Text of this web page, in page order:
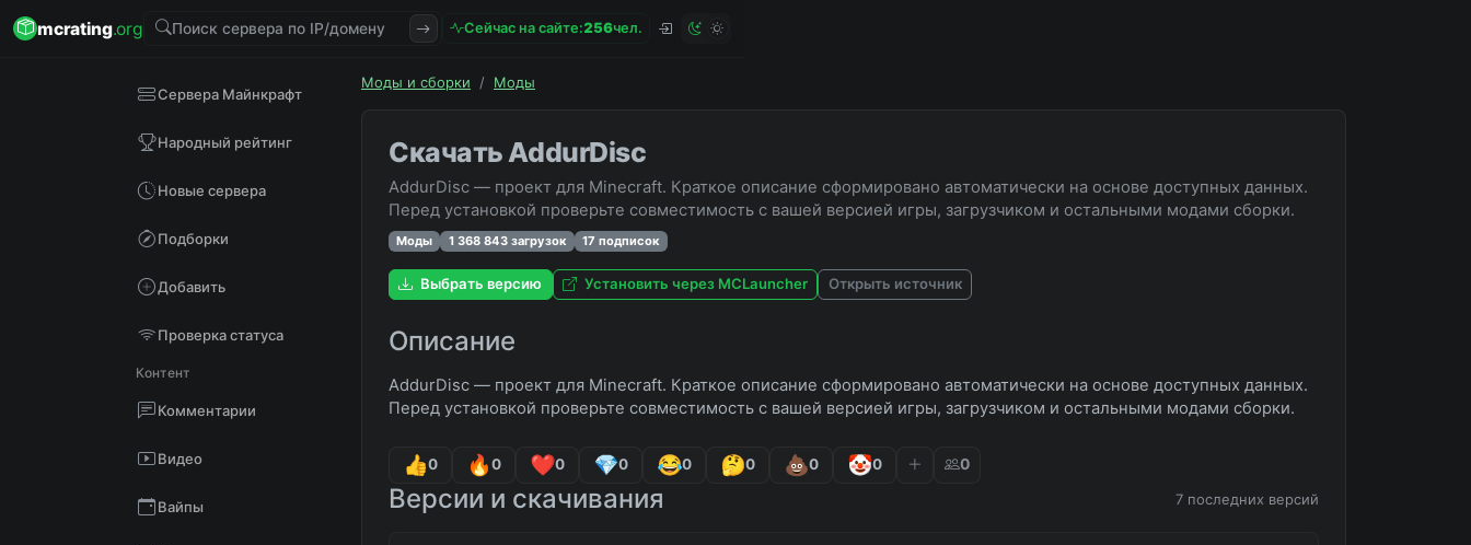
mcrating.org Сейчас на сайте:256чел.
Сервера Майнкрафт
Народный рейтинг
Новые сервера
Подборки
Добавить
Проверка статуса
Контент
Комментарии
Видео
Вайпы
Моды и сборки / Моды
Скачать AddurDisc
AddurDisc — проект для Minecraft. Краткое описание сформировано автоматически на основе доступных данных.
Перед установкой проверьте совместимость с вашей версией игры, загрузчиком и остальными модами сборки.
Моды 1 368 843 загрузок 17 подписок
Выбрать версию Установить через MCLauncher Открыть источник
Описание
AddurDisc — проект для Minecraft. Краткое описание сформировано автоматически на основе доступных данных.
Перед установкой проверьте совместимость с вашей версией игры, загрузчиком и остальными модами сборки.
0 0 0 0 0 0 0 0 0
Версии и скачивания 7 последних версий